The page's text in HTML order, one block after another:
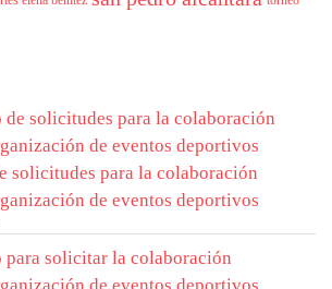
solicitudes para la colaboración
de eventos deportivos